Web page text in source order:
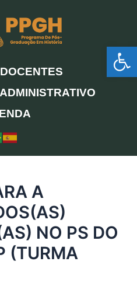
DOCENTES
ADMINISTRATIVO
A
NO PS DO
(TURMA